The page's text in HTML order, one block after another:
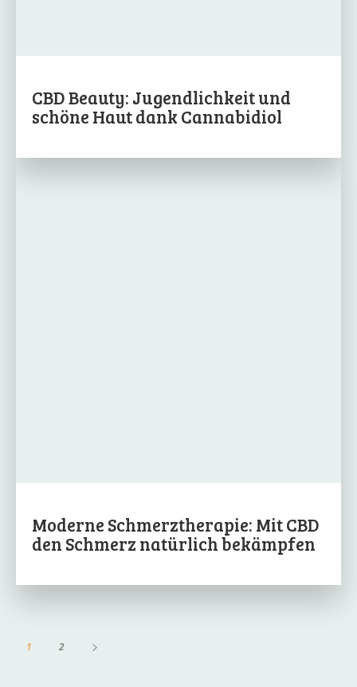
CBD Beauty: Jugendlichkeit und
schöne Haut dank Cannabidiol
Moderne Schmerztherapie: Mit CBD
den Schmerz natürlich bekämpfen
1 2